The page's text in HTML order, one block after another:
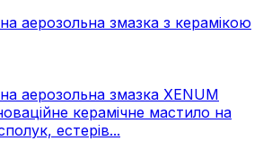
аерозольна змазка з керамікою
аерозольна змазка XENUM
керамічне мастило на
естерів...